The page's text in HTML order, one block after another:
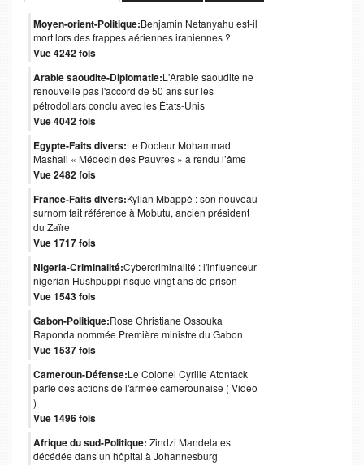
Moyen-orient-Politique:Benjamin Netanyahu est-il
mort lors des frappes aériennes iraniennes ?
Vue 4242 fois
Arabie saoudite-Diplomatie:L'Arabie saoudite ne
renouvelle pas l'accord de 50 ans sur les
pétrodollars conclu avec les États-Unis
Vue 4042 fois
Egypte-Faits divers:Le Docteur Mohammad
Mashali « Médecin des Pauvres » a rendu l’âme
Vue 2482 fois
France-Faits divers:Kylian Mbappé : son nouveau
surnom fait référence à Mobutu, ancien président
du Zaïre
Vue 1717 fois
Nigeria-Criminalité:Cybercriminalité : l'influenceur
nigérian Hushpuppi risque vingt ans de prison
Vue 1543 fois
Gabon-Politique:Rose Christiane Ossouka
Raponda nommée Première ministre du Gabon
Vue 1537 fois
Cameroun-Défense:Le Colonel Cyrille Atonfack
parle des actions de l'armée camerounaise ( Video
)
Vue 1496 fois
Afrique du sud-Politique: Zindzi Mandela est
décédée dans un hôpital à Johannesburg